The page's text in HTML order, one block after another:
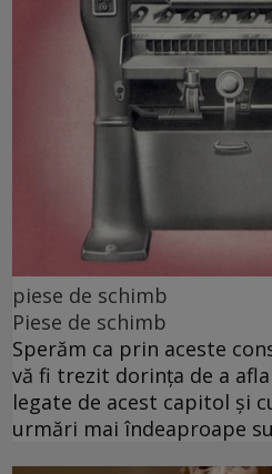
piese de schimb
Piese de schimb
Sperăm ca prin aceste
vă fi trezit dorința de a
legate de acest capitol și
urmări mai îndeaproape